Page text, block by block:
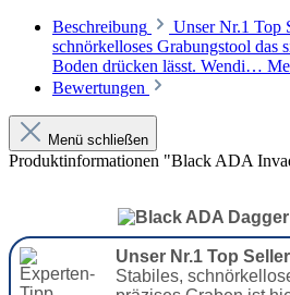
Beschreibung
Unser Nr.1 Top
schnörkelloses Grabungstool das
Boden drücken lässt. Wendi…
Bewertungen
Menü schließen
Produktinformationen "Black ADA
Unser Nr.1 Top
Stabiles,